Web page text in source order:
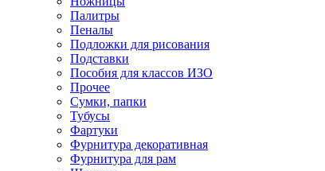
Палитры
Пеналы
Подложки для рисования
Подставки
Пособия для классов ИЗО
Прочее
Сумки, папки
Тубусы
Фартуки
Фурнитура декоративная
Фурнитура для рам